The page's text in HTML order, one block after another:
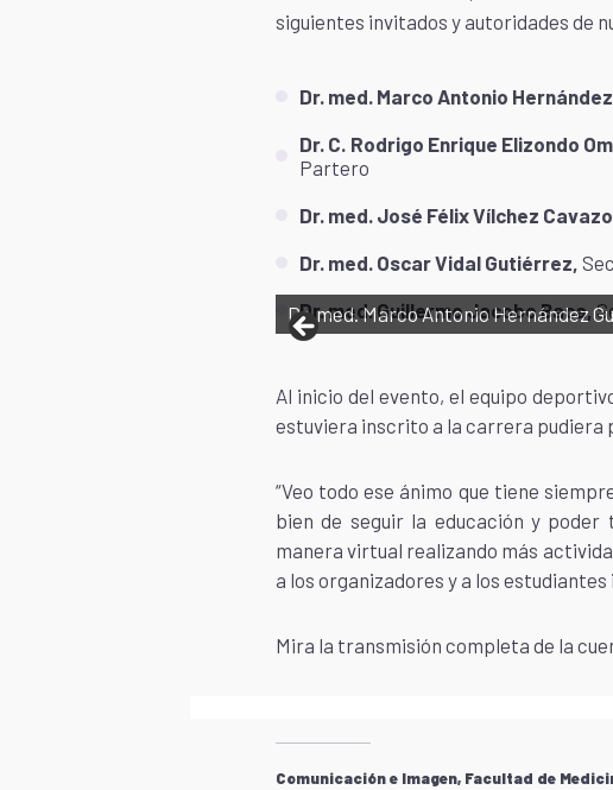
siguientes invitados y autoridades de
Dr. med. Marco Antonio
Dr. C. Rodrigo Enrique Elizondo
Partero
Dr. med. José Félix Vílchez
Dr. med. Oscar Vidal Gutiérrez,
Dr. med. Guillermo Jacobo Baca,
Dr. med. Marco Antonio Hernández
Al inicio del evento, el equipo
estuviera inscrito a la carrera pudiera
“Veo todo ese ánimo que tiene
bien de seguir la educación y
manera virtual realizando más
a los organizadores y a los
Mira la transmisión completa de la
Comunicación e Imagen, Facultad de